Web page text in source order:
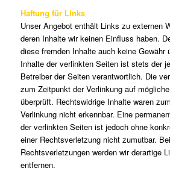
Haftung für Links
Unser Angebot enthält Links zu externen
deren Inhalte wir keinen Einfluss haben.
diese fremden Inhalte auch keine Gewähr
Inhalte der verlinkten Seiten ist stets der
Betreiber der Seiten verantwortlich. Die
zum Zeitpunkt der Verlinkung auf
überprüft. Rechtswidrige Inhalte waren
Verlinkung nicht erkennbar. Eine
der verlinkten Seiten ist jedoch ohne
einer Rechtsverletzung nicht zumutbar.
Rechtsverletzungen werden wir derartige
entfernen.